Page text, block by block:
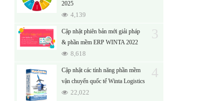
2025
4,139
Cập nhật phiên bản mới giải pháp
& phần mềm ERP WINTA 2022
8,618
3
Cập nhật các tính năng phần mềm
vận chuyển quốc tế Winta Logistics
22,022
4